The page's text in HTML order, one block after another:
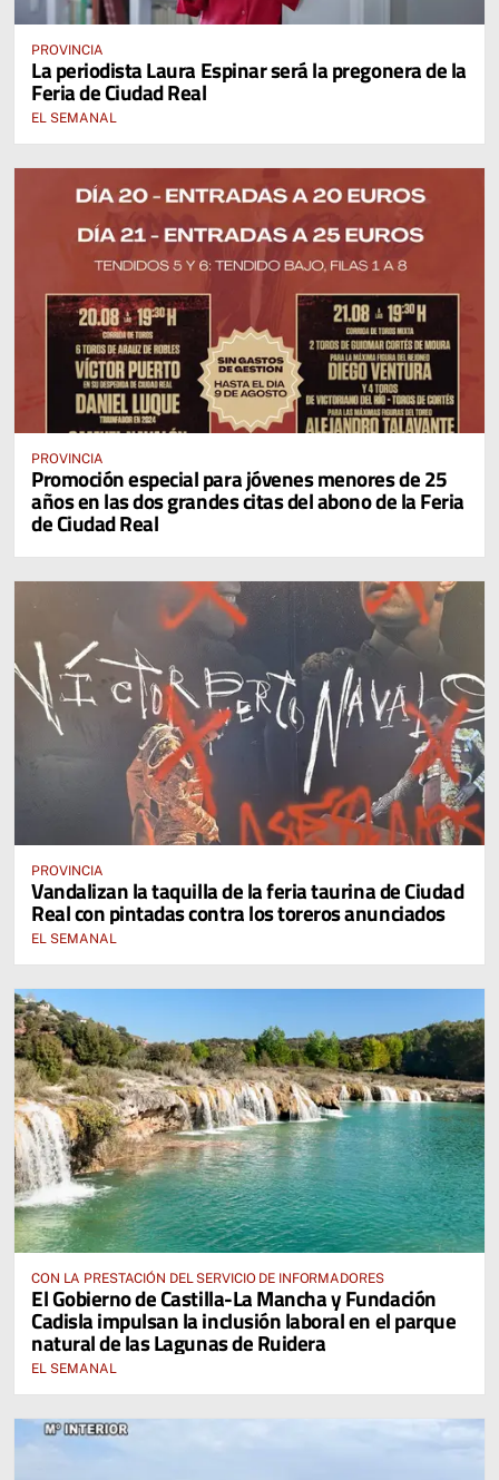
PROVINCIA
La periodista Laura Espinar será la pregonera de la
Feria de Ciudad Real
EL SEMANAL
PROVINCIA
Promoción especial para jóvenes menores de 25
años en las dos grandes citas del abono de la Feria
de Ciudad Real
PROVINCIA
Vandalizan la taquilla de la feria taurina de Ciudad
Real con pintadas contra los toreros anunciados
EL SEMANAL
CON LA PRESTACIÓN DEL SERVICIO DE INFORMADORES
El Gobierno de Castilla-La Mancha y Fundación
Cadisla impulsan la inclusión laboral en el parque
natural de las Lagunas de Ruidera
EL SEMANAL